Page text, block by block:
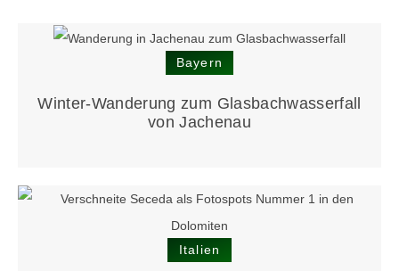
Bayern
Winter-Wanderung zum Glasbach­wasserfall
von Jachenau
Italien